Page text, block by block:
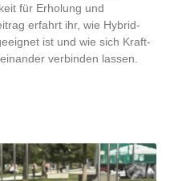
für Erholung und
erfahrt ihr, wie Hybrid-
ist und wie sich Kraft-
verbinden lassen.